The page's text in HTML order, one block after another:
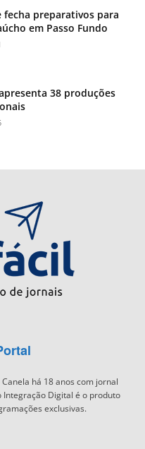
fecha preparativos para
em Passo Fundo
38 produções
há 18 anos com jornal
Integração Digital é o produto
exclusivas.